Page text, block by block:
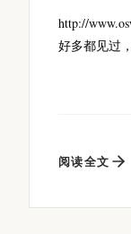
http://
好多都见过
阅读全文